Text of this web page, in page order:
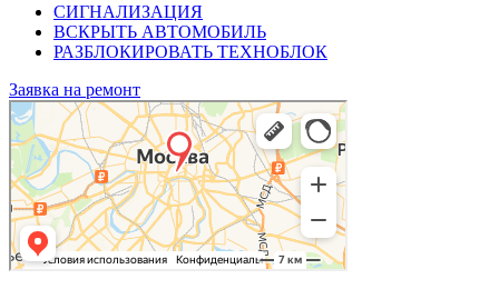
СИГНАЛИЗАЦИЯ
ВСКРЫТЬ АВТОМОБИЛЬ
РАЗБЛОКИРОВАТЬ ТЕХНОБЛОК
Заявка на ремонт